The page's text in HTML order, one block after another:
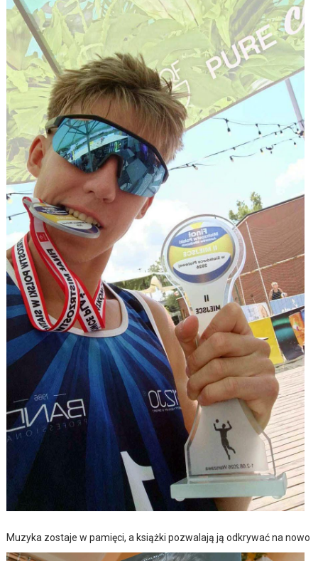
Muzyka zostaje w pamięci, a książki pozwalają ją odkrywać na nowo